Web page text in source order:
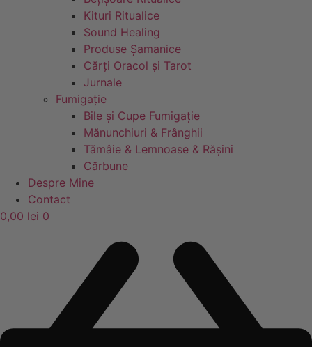
Kituri Ritualice
Sound Healing
Produse Șamanice
Cărți Oracol și Tarot
Jurnale
Fumigație
Bile și Cupe Fumigație
Mănunchiuri & Frânghii
Tămâie & Lemnoase & Rășini
Cărbune
Despre Mine
Contact
0,00 lei 0